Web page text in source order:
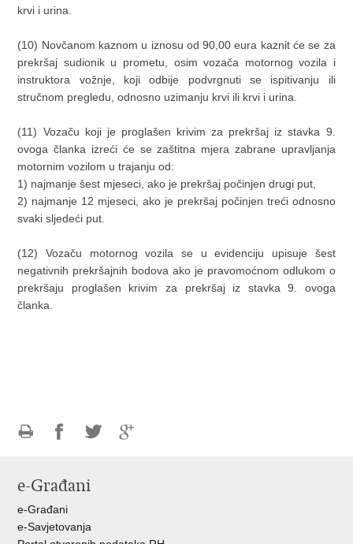
krvi i urina.
(10) Novčanom kaznom u iznosu od 90,00 eura kaznit će se za
prekršaj sudionik u prometu, osim vozača motornog vozila i
instruktora vožnje, koji odbije podvrgnuti se ispitivanju ili
stručnom pregledu, odnosno uzimanju krvi ili krvi i urina.
(11) Vozaču koji je proglašen krivim za prekršaj iz stavka 9.
ovoga članka izreći će se zaštitna mjera zabrane upravljanja
motornim vozilom u trajanju od:
1) najmanje šest mjeseci, ako je prekršaj počinjen drugi put,
2) najmanje 12 mjeseci, ako je prekršaj počinjen treći odnosno
svaki sljedeći put.
(12) Vozaču motornog vozila se u evidenciju upisuje šest
negativnih prekršajnih bodova ako je pravomoćnom odlukom o
prekršaju proglašen krivim za prekršaj iz stavka 9. ovoga
članka.
FacebookuTwitteru
e-Građani
e-Građani
e-Savjetovanja